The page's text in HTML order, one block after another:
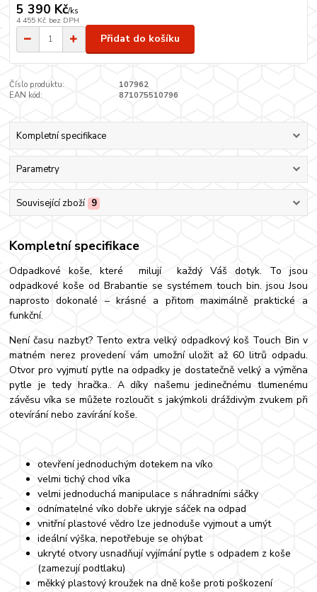
5 390 Kč/ks
4 455 Kč bez DPH
Přidat do košíku
Číslo produktu:
107962
EAN kód:
871075510796
Kompletní specifikace
Parametry
Související zboží 9
Kompletní specifikace
Odpadkové koše, které milují každý Váš dotyk. To jsou
odpadkové koše od Brabantie se systémem touch bin. jsou Jsou
naprosto dokonalé – krásné a přitom maximálně praktické a
funkční.
Není času nazbyt? Tento extra velký odpadkový koš Touch Bin v
matném nerez provedení vám umožní uložit až 60 litrů odpadu.
Otvor pro vyjmutí pytle na odpadky je dostatečně velký a výměna
pytle je tedy hračka.. A díky našemu jedinečnému tlumenému
závěsu víka se můžete rozloučit s jakýmkoli dráždivým zvukem při
otevírání nebo zavírání koše.
otevření jednoduchým dotekem na víko
velmi tichý chod víka
velmi jednoduchá manipulace s náhradními sáčky
odnímatelné víko dobře ukryje sáček na odpad
vnitřní plastové vědro lze jednoduše vyjmout a umýt
ideální výška, nepotřebuje se ohýbat
ukryté otvory usnadňují vyjímání pytle s odpadem z koše
(zamezují podtlaku)
měkký plastový kroužek na dně koše proti poškození